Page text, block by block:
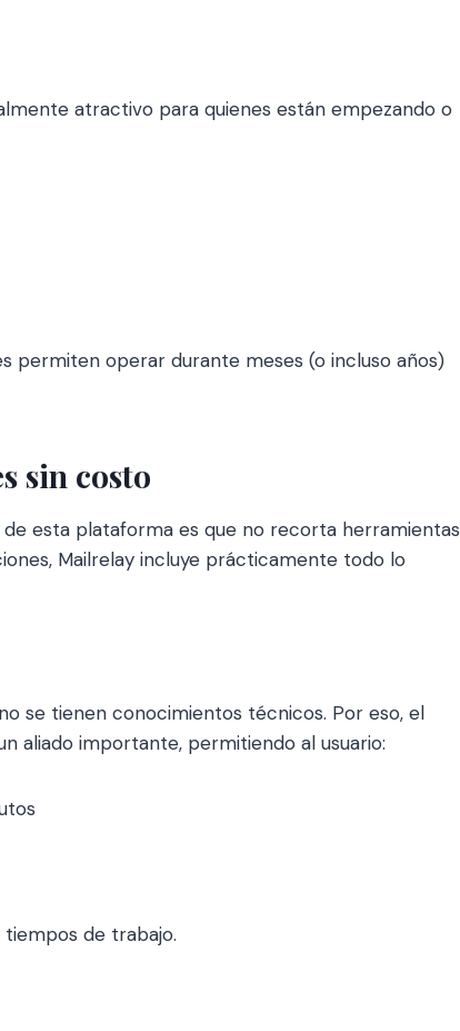
atractivo para quienes están empezando o
permiten operar durante meses (o incluso años)
sin costo
esta plataforma es que no recorta herramientas
Mailrelay incluye prácticamente todo lo
se tienen conocimientos técnicos. Por eso, el
aliado importante, permitiendo al usuario:
de trabajo.